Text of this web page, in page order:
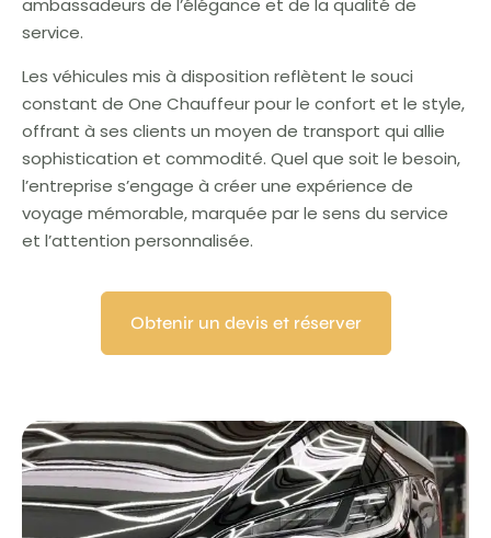
ambassadeurs de l’élégance et de la qualité de
service.
Les véhicules mis à disposition reflètent le souci
constant de One Chauffeur pour le confort et le style,
offrant à ses clients un moyen de transport qui allie
sophistication et commodité. Quel que soit le besoin,
l’entreprise s’engage à créer une expérience de
voyage mémorable, marquée par le sens du service
et l’attention personnalisée.
Obtenir un devis et réserver